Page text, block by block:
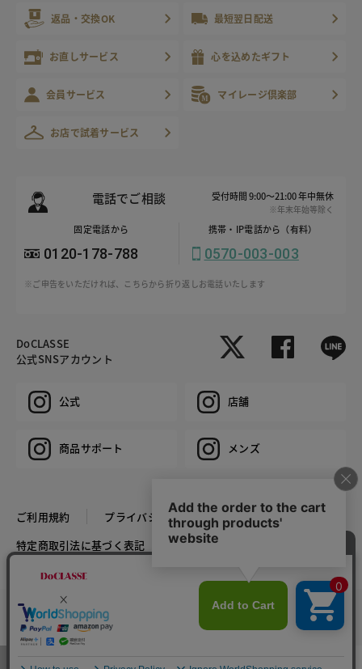
カラー・サイズを選択する
返品・交換OK 最短翌日配送
お直しサービス 心を込めたギフト
会員サービス マイレージ倶楽部
お店で試着サービス
電話でご相談 受付時間 9:00～21:00 年中無休
※年末年始等除く
固定電話から
0120-178-788
携帯・IP電話から（有料）
0570-003-003
※ご申告をいただければ、こちらから折り返しお電話いたします
DoCLASSE
公式SNSアカウント
公式 店舗
商品サポート メンズ
ご利用規約
プライバシーポリシー
特定商取引法に基づく表記
推奨環境
COPYRIGHT © DoCLASSE ALL RIGHTS RESERVED.